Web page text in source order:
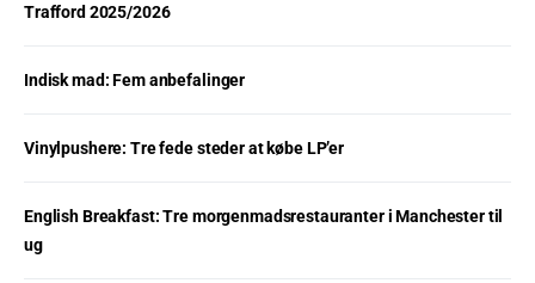
Trafford 2025/2026
Indisk mad: Fem anbefalinger
Vinylpushere: Tre fede steder at købe LP’er
English Breakfast: Tre morgenmadsrestauranter i Manchester til
ug